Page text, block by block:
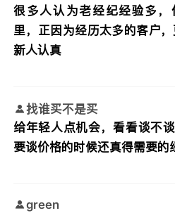
很多人认为老经纪经验多，
里，正因为经历太多的客户
新人认真
找谁买不是买
给年轻人点机会，看看谈不谈
要谈价格的时候还真得需要的
green